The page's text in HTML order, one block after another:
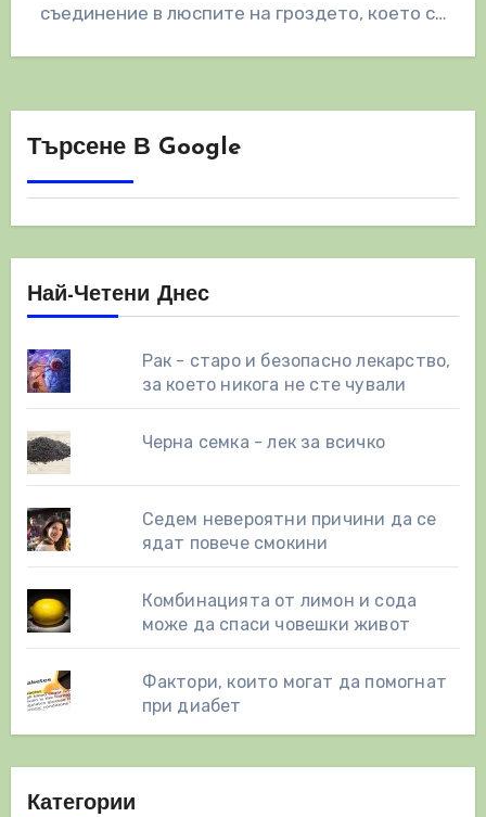
съединение в люспите на гроздето, което се
Търсене В Google
Най-Четени Днес
Рак - старо и безопасно лекарство,
за което никога не сте чували
Черна семка - лек за всичко
Седем невероятни причини да се
ядат повече смокини
Комбинацията от лимон и сода
може да спаси човешки живот
Фактори, които могат да помогнат
при диабет
Категории